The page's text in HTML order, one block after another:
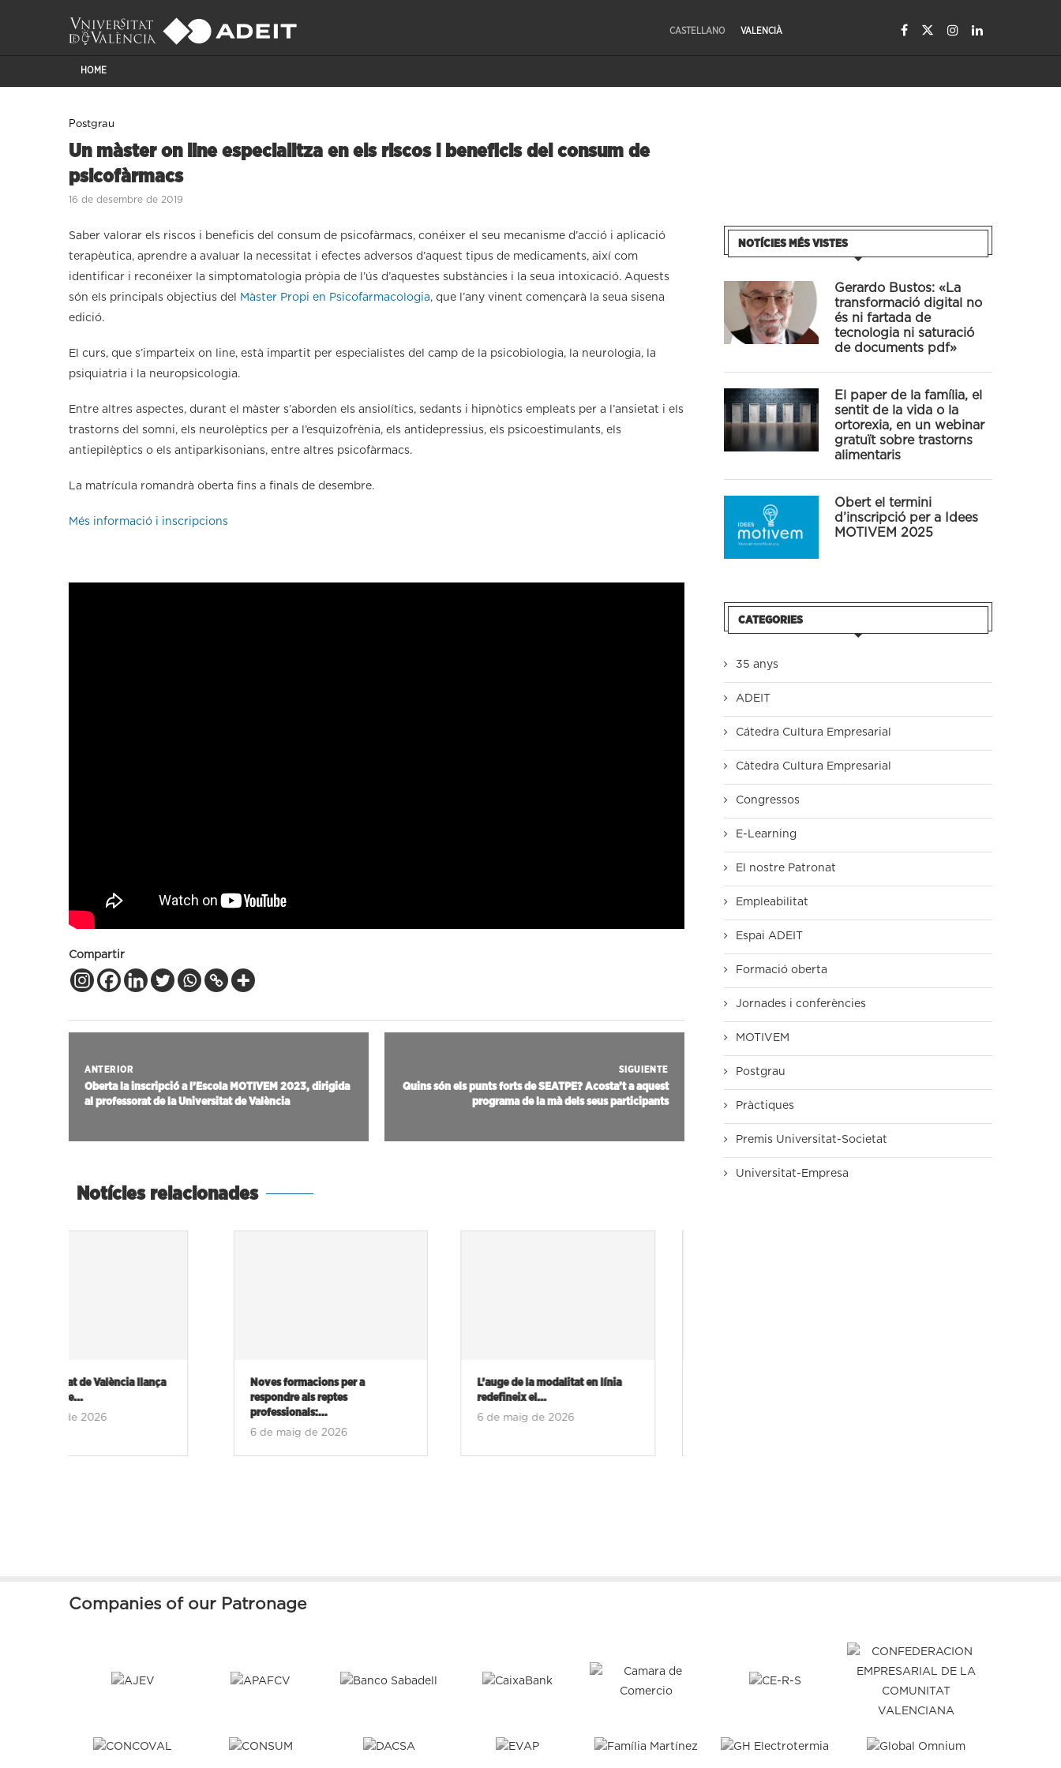
CASTELLANO VALENCIÀ
HOME
Postgrau
Un màster on line especialitza en els riscos i beneficis del consum de
psicofàrmacs
16 de desembre de 2019
Saber valorar els riscos i beneficis del consum de psicofàrmacs, conéixer el seu mecanisme d’acció i aplicació
terapèutica, aprendre a avaluar la necessitat i efectes adversos d’aquest tipus de medicaments, així com
identificar i reconéixer la simptomatologia pròpia de l’ús d’aquestes substàncies i la seua intoxicació. Aquests
són els principals objectius del
Màster Propi en Psicofarmacologia, que l’any vinent començarà la seua sisena
edició.
El curs, que s’imparteix on line, està impartit per especialistes del camp de la psicobiologia, la neurologia, la
psiquiatria i la neuropsicologia.
Entre altres aspectes, durant el màster s’aborden els ansiolítics, sedants i hipnòtics empleats per a l’ansietat i els
trastorns del somni, els neurolèptics per a l’esquizofrènia, els antidepressius, els psicoestimulants, els
antiepilèptics o els antiparkisonians, entre altres psicofàrmacs.
La matrícula romandrà oberta fins a finals de desembre.
Més informació i inscripcions
Compartir
ANTERIOR
Oberta la inscripció a l’Escola MOTIVEM 2023, dirigida
al professorat de la Universitat de València
SIGUIENTE
Quins són els punts forts de SEATPE? Acosta’t a aquest
programa de la mà dels seus participants
Notícies relacionades
Noves formacions per a
professionals:...
L’auge de la modalitat en línia
redefineix el...
6 de maig de 2026
Rodrigo Sorogoyen participa en
un curs de la...
30 de març de 2026
NOTÍCIES MÉS VISTES
Gerardo Bustos: «La
transformació digital no
és ni fartada de
tecnologia ni saturació
de documents pdf»
El paper de la família, el
sentit de la vida o la
ortorexia, en un webinar
gratuït sobre trastorns
alimentaris
Obert el termini
d’inscripció per a Idees
MOTIVEM 2025
CATEGORIES
35 anys
ADEIT
Cátedra Cultura Empresarial
Càtedra Cultura Empresarial
Congressos
E-Learning
El nostre Patronat
Empleabilitat
Espai ADEIT
Formació oberta
Jornades i conferències
MOTIVEM
Postgrau
Pràctiques
Premis Universitat-Societat
Universitat-Empresa
Companies of our Patronage